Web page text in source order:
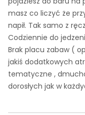
masz co liczyć że
napił. Tak samo z
Codziennie do
Brak placu zabaw (
jakiś dodatkowych
tematyczne ,
dorosłych jak w